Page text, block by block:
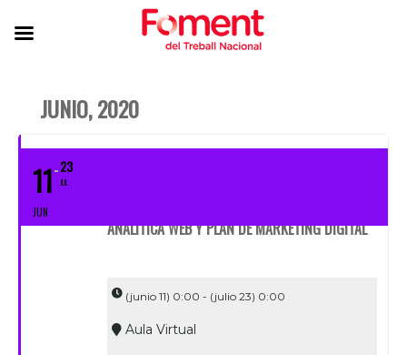
JUNIO, 2020
11
JUN
23
JUL
ANALÍTICA WEB Y PLAN DE MARKETING DIGITAL
(junio 11) 0:00 - (julio 23) 0:00
Aula Virtual